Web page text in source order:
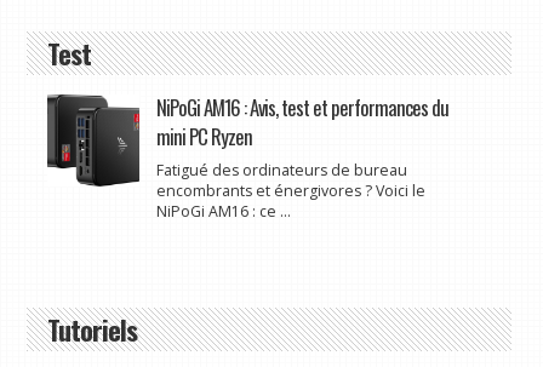
Test
NiPoGi AM16 : Avis, test et performances du
mini PC Ryzen
Fatigué des ordinateurs de bureau
encombrants et énergivores ? Voici le
NiPoGi AM16 : ce ...
Tutoriels